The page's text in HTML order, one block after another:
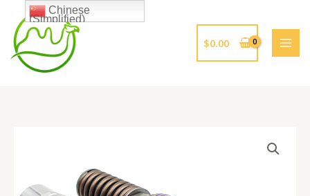
$0.00
Chinese
(Simplified)